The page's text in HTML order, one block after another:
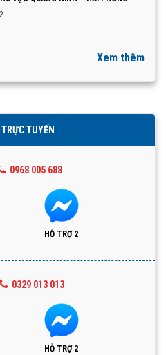
Xem thêm
TRỰC TUYẾN
0968 005 688
HỖ TRỢ 2
0329 013 013
HỖ TRỢ 2